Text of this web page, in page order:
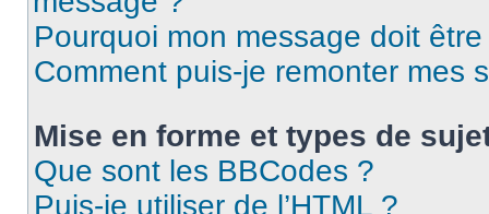
Pourquoi mon message doit
Comment puis-je remonter mes
Mise en forme et types de
Que sont les BBCodes ?
Puis-je utiliser de l’HTML ?